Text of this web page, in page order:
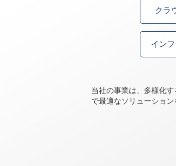
クラ
イン
当社の事業は、多様化
で最適なソリューション